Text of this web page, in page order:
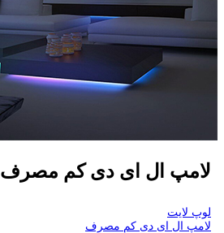
لامپ ال ای دی کم مصرف
لوپ لایت
لامپ ال ای دی کم مصرف